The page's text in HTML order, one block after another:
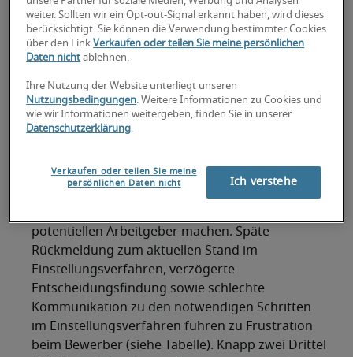
passende Stelle bei der Konkurrenz zu finden.
Langfristig führt das dazu, dass immer mehr
Stellen mit weniger geeigneten Mitarbeitern
konkurrenzfähig zu sein“, so Sven Hennige,
Senior Managing Director bei Robert Half.
Die Arbeitsmarktstudie des
Wettbewerb um Fach- und Führungskräfte ist so
potentiellen Arbeitgeber machen. Späte
Rückmeldung zum aktuellen Stand im
Einstellungsverfahren, verzögerte
Entscheidungsfindung sowie schlechte
Kommunikation zu den notwendigen Schritten
im Einstellungsverfahren führen zu Frustration
beim Bewerber (siehe Tabelle). Knapp zwei Drittel
weiter. Sollten wir ein Opt-out-Signal erkannt haben, wird dieses
berücksichtigt. Sie können die Verwendung bestimmter Cookies
über den LinkVerkaufen oder teilen Sie meine persönlichen
Daten nicht ablehnen.
Ihre Nutzung der Website unterliegt unseren
Nutzungsbedingungen. Weitere Informationen zu Cookies und
wie wir Informationen weitergeben, finden Sie in unserer
Datenschutzerklärung.
Verkaufen oder teilen Sie meine
persönlichen Daten nicht
Ich verstehe